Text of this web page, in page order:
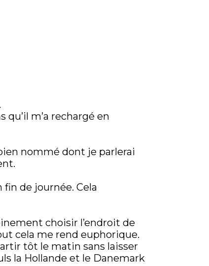
m’a rechargé en
nommé dont je parlerai
fin de journée. Cela
choisir l’endroit de
cela me rend euphorique.
tôt le matin sans laisser
la Hollande et le Danemark